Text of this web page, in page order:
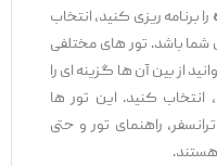
برنامه ‌ریزی کنید، انتخاب
باشد. تور های مختلفی
از بین آن ‌ها گزینه ‌ای را
کنید. این تور ها
راهنمای تور و حتی